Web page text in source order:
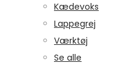
Kædevoks
Lappegrej
Værktøj
Se alle